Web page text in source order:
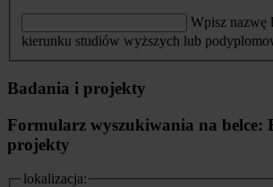
Wpisz nazwę
kierunku studiów wyższych lub
Badania i projekty
Formularz wyszukiwania na belce:
projekty
lokalizacja: